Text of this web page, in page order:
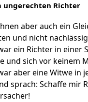
ungerechten Richter
aber auch ein
und nicht
ein Richter in einer
und sich vor keinem
aber eine Witwe in
sprach: Schaffe mir